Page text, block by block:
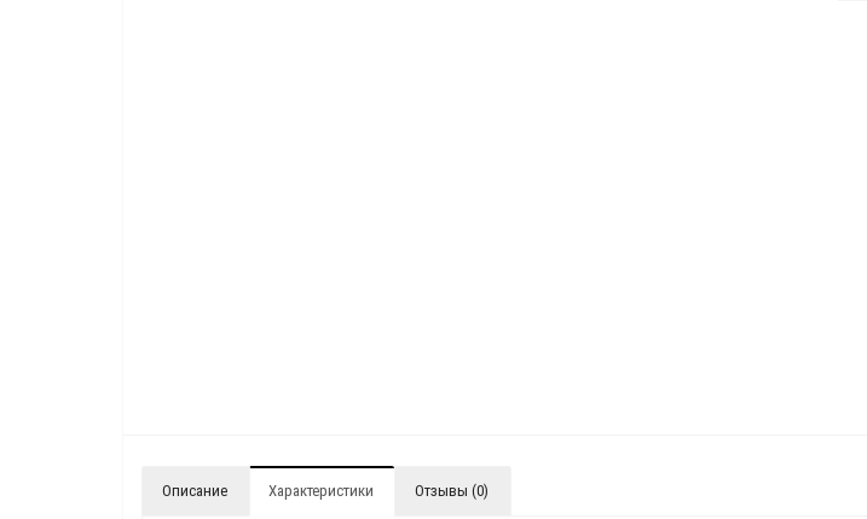
Описание Характеристики Отзывы (0)